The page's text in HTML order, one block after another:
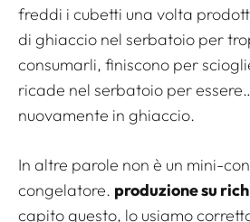
freddi i cubetti una volta
di ghiaccio nel serbatoio per
consumarli, finiscono per
ricade nel serbatoio per
nuovamente in ghiaccio.
In altre parole non è un mini-
congelatore. produzione su
capito questo, lo usiamo